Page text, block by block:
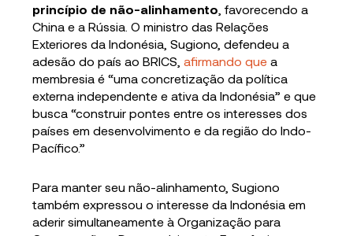
princípio de não-alinhamento , favorecendo a
China e a Rússia. O ministro das Relações
Exteriores da Indonésia, Sugiono, defendeu a
adesão do país ao BRICS,afirmando que a
membresia é “uma concretização da política
externa independente e ativa da Indonésia” e que
busca “construir pontes entre os interesses dos
países em desenvolvimento e da região do Indo-
Pacífico.”
Para manter seu não-alinhamento, Sugiono
também expressou o interesse da Indonésia em
aderir simultaneamente à Organização para